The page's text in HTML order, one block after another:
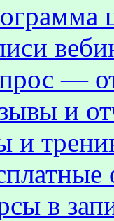
—
и
и
в